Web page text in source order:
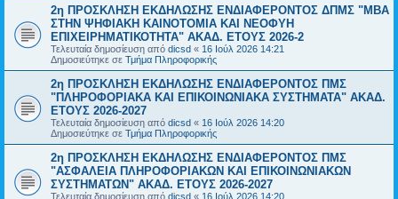
2η ΠΡΟΣΚΛΗΣΗ ΕΚΔΗΛΩΣΗΣ ΕΝΔΙΑΦΕΡΟΝΤΟΣ ΔΠΜΣ "ΜΒΑ
ΣΤΗΝ ΨΗΦΙΑΚΗ ΚΑΙΝΟΤΟΜΙΑ ΚΑΙ ΝΕΟΦΥΗ
ΕΠΙΧΕΙΡΗΜΑΤΙΚΟΤΗΤΑ" ΑΚΑΔ. ΕΤΟΥΣ 2026-2
Τελευταία δημοσίευση από dicsd « 16 Ιούλ 2026 14:21
Δημοσιεύτηκε σε Τμήμα Πληροφορικής
2η ΠΡΟΣΚΛΗΣΗ ΕΚΔΗΛΩΣΗΣ ΕΝΔΙΑΦΕΡΟΝΤΟΣ ΠΜΣ
"ΠΛΗΡΟΦΟΡΙΑΚΑ ΚΑΙ ΕΠΙΚΟΙΝΩΝΙΑΚΑ ΣΥΣΤΗΜΑΤΑ" ΑΚΑΔ.
ΕΤΟΥΣ 2026-2027
Τελευταία δημοσίευση από dicsd « 16 Ιούλ 2026 14:20
Δημοσιεύτηκε σε Τμήμα Πληροφορικής
2η ΠΡΟΣΚΛΗΣΗ ΕΚΔΗΛΩΣΗΣ ΕΝΔΙΑΦΕΡΟΝΤΟΣ ΠΜΣ
"ΑΣΦΑΛΕΙΑ ΠΛΗΡΟΦΟΡΙΑΚΩΝ ΚΑΙ ΕΠΙΚΟΙΝΩΝΙΑΚΩΝ
ΣΥΣΤΗΜΑΤΩΝ" ΑΚΑΔ. ΕΤΟΥΣ 2026-2027
Τελευταία δημοσίευση από dicsd « 16 Ιούλ 2026 14:20